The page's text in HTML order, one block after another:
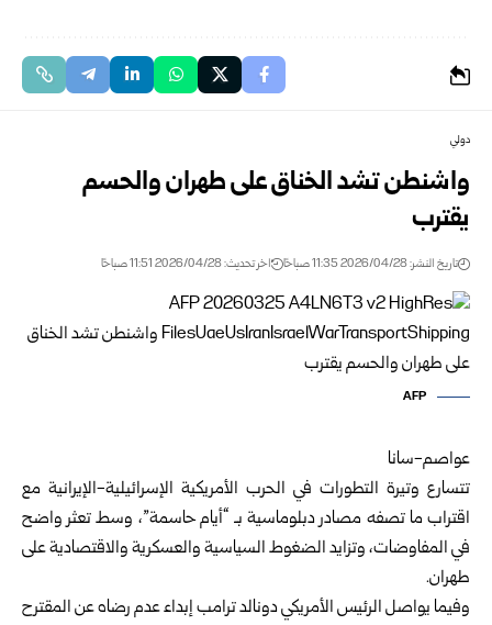
دولي
واشنطن تشد الخناق على طهران والحسم
يقترب
تاريخ النشر: 2026/04/28 11:35 صباحًا اخر تحديث: 2026/04/28 11:51 صباحًا
AFP
عواصم-سانا
تتسارع وتيرة التطورات في الحرب الأمريكية الإسرائيلية-الإيرانية مع
اقتراب ما تصفه مصادر دبلوماسية بـ “أيام حاسمة”، وسط تعثر واضح
في المفاوضات، وتزايد الضغوط السياسية والعسكرية والاقتصادية على
طهران.
وفيما يواصل الرئيس الأمريكي دونالد ترامب إبداء عدم رضاه عن المقترح